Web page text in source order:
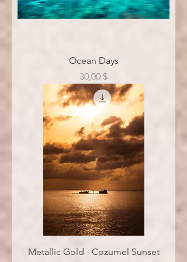
Ocean Days
Цена
30,00 $
Metallic Gold - Cozumel Sunset